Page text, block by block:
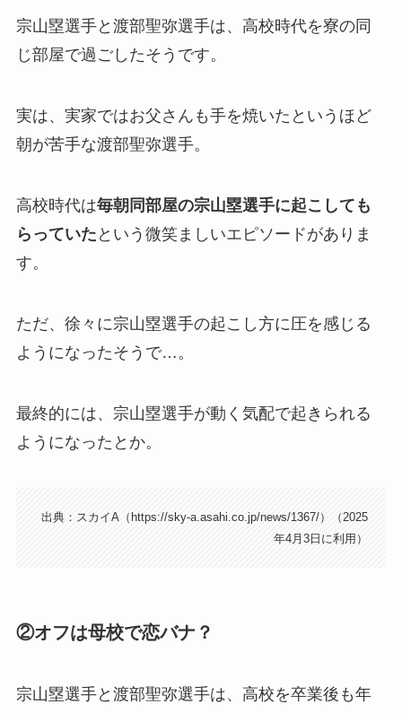
宗山塁選手と渡部聖弥選手は、高校時代を寮の同
じ部屋で過ごしたそうです。
実は、実家ではお父さんも手を焼いたというほど
朝が苦手な渡部聖弥選手。
高校時代は毎朝同部屋の宗山塁選手に起こしても
らっていた という微笑ましいエピソードがありま
す。
ただ、徐々に宗山塁選手の起こし方に圧を感じる
ようになったそうで…。
最終的には、宗山塁選手が動く気配で起きられる
ようになったとか。
出典：スカイA（https://sky-a.asahi.co.jp/news/1367/）（2025
年4月3日に利用）
②オフは母校で恋バナ？
宗山塁選手と渡部聖弥選手は、高校を卒業後も年